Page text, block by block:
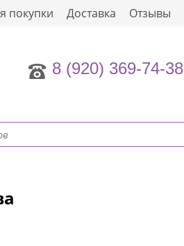
покупки Доставка Отзывы
8 (920) 369-74-38